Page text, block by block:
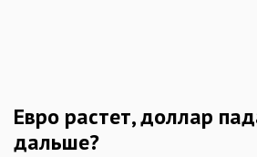
Евро растет, доллар
дальше?